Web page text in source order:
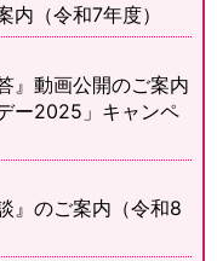
内（令和7年度）
』動画公開のご案内
ー2025」キャンペ
』のご案内（令和8